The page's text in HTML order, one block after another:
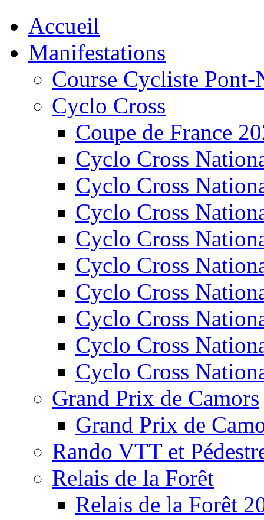
Accueil
Manifestations
Course Cycliste Pont-
Cyclo Cross
Coupe de France
Cyclo Cross
Cyclo Cross
Cyclo Cross
Cyclo Cross
Cyclo Cross
Cyclo Cross
Cyclo Cross
Cyclo Cross
Cyclo Cross
Grand Prix de Camors
Grand Prix de
Rando VTT et
Relais de la Forêt
Relais de la Forêt